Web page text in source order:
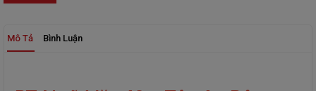
Mô Tả Bình Luận